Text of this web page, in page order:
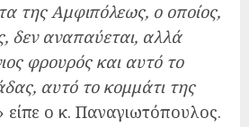
της Αμφιπόλεως, ο οποίος,
δεν αναπαύεται, αλλά
φρουρός και αυτό το
αυτό το κομμάτι της
είπε ο κ. Παναγιωτόπουλος.